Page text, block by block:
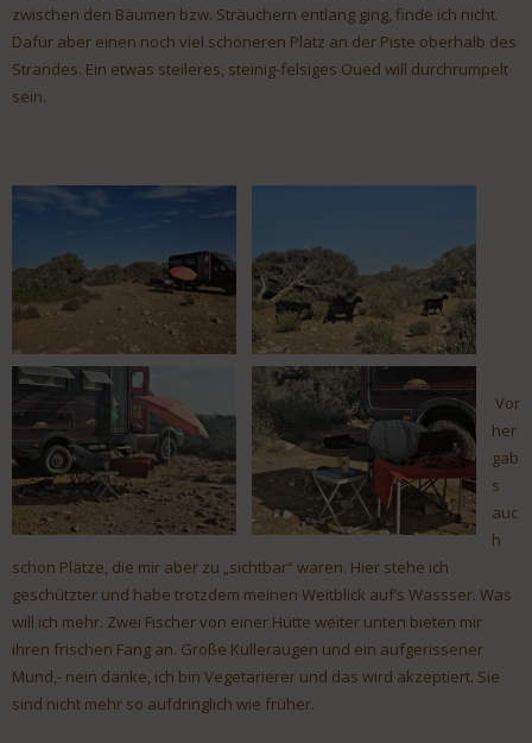
zwischen den Bäumen bzw. Sträuchern entlang ging, finde ich nicht.
Dafür aber einen noch viel schöneren Platz an der Piste oberhalb des
Strandes. Ein etwas steileres, steinig-felsiges Oued will durchrumpelt
sein.
Vor
her
gab
s
auc
h
schon Plätze, die mir aber zu „sichtbar“ waren. Hier stehe ich
geschützter und habe trotzdem meinen Weitblick auf’s Wassser. Was
will ich mehr. Zwei Fischer von einer Hütte weiter unten bieten mir
ihren frischen Fang an. Große Kulleraugen und ein aufgerissener
Mund,- nein danke, ich bin Vegetarierer und das wird akzeptiert. Sie
sind nicht mehr so aufdringlich wie früher.